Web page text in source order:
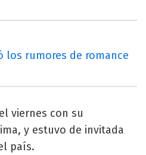
los rumores de romance
viernes con su
y estuvo de invitada
país.